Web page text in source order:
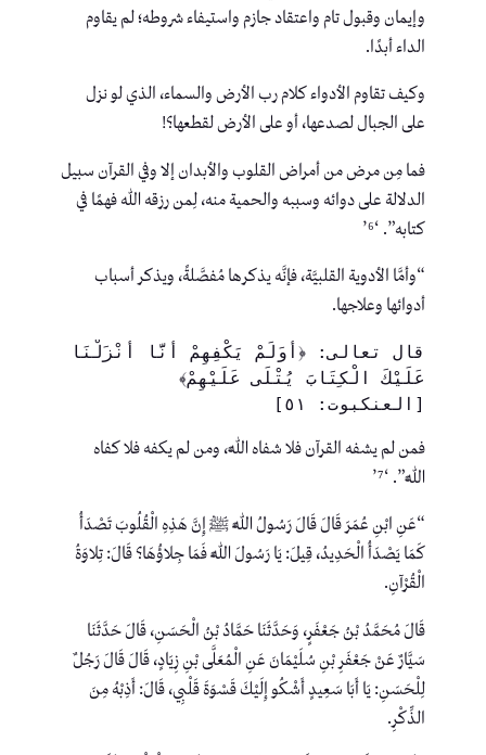
وإيمان وقبول تام واعتقاد جازم واستيفاء شروطه؛ لم يقاوم
الداء أبدًا.
وكيف تقاوم الأدواء كلام رب الأرض والسماء، الذي لو نزل
على الجبال لصدعها، أو على الأرض لقطعها؟!
فما مِن مرض من أمراض القلوب والأبدان إلا وفي القرآن سبيل
الدلالة على دوائه وسببه والحمية منه، لِمن رزقه الله فهمًا في
كتابه”. ‘⁶’
“وأمَّا الأدوية القلبيَّة، فإنَّه يذكرها مُفصَّلةً، ويذكر أسباب
أدوائها وعلاجها.
[العنكبوت: ٥١]
فمن لم يشفه القرآن فلا شفاه اللَّه، ومن لم يكفه فلا كفاه
اللَّه”. ‘⁷’
“عَنِ ابْنِ عُمَرَ قَالَ قَالَ رَسُولُ اللَّهِ ﷺ إِنَّ هَذِهِ الْقُلُوبَ تَصْدَأُ
كَمَا يَصْدَأُ الْحَدِيدُ، قِيلَ: يَا رَسُولَ اللَّهِ فَمَا جِلاؤُهَا؟ قَالَ: تِلاوَةُ
الْقُرْآنِ.
قَالَ مُحَمَّدُ بْنُ جَعْفَرٍ، وَحَدَّثَنَا حَمَّادُ بْنُ الْحَسَنِ، قَالَ حَدَّثَنَا
سَيَّارٌ عَنْ جَعْفَرِ بْنِ سُلَيْمَانَ عَنِ الْمُعَلَّى بْنِ زِيَادٍ، قَالَ قَالَ رَجُلٌ
لِلْحَسَنِ: يَا أَبَا سَعِيدٍ أَشْكُو إِلَيْكَ قَسْوَةَ قَلْبِي، قَالَ: أَذِبْهُ مِنَ
الذِّكْرِ.